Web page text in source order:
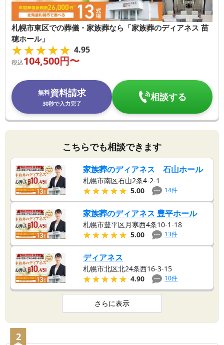
札幌市東区での葬儀・家族葬なら「家族葬のディアネス 苗
穂ホール」
★★★★★
★★★★★ 4.95
税込104,500円〜
無料資料請求
30秒で入力完了
相談する
こちらでも相談できます
家族葬のディアネス 石山ホール
札幌市南区石山2条4-2-1
★★★★★
★★★★★ 5.00 14件
家族葬のディアネス 豊平ホール
札幌市豊平区月寒西4条10-1-18
★★★★★
★★★★★ 5.00 13件
ディアネス
札幌市北区北24条西16-3-15
★★★★★
★★★★★ 4.90 10件
さらに表示
2